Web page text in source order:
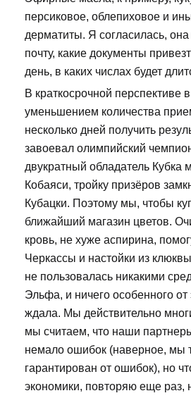
персиковое, облепиховое и
дерматиты. Я согласилась,
почту, какие документы
день, в каких числах будет
В краткосрочной перспективе
уменьшением количества
несколько дней получить
завоевал олимпийский
двукратный обладатель
Кобаяси, тройку призёров
Кубацки. Поэтому мы, чтобы
ближайший магазин цветов.
кровь, не хуже аспирина,
Черкассы и настойки из
не пользовалась никакими
Эльфа, и ничего особенного
ждала. Мы действительно
мы считаем, что наши
немало ошибок (наверное, мы
гарантирован от ошибок), но
экономики, повторяю еще раз,